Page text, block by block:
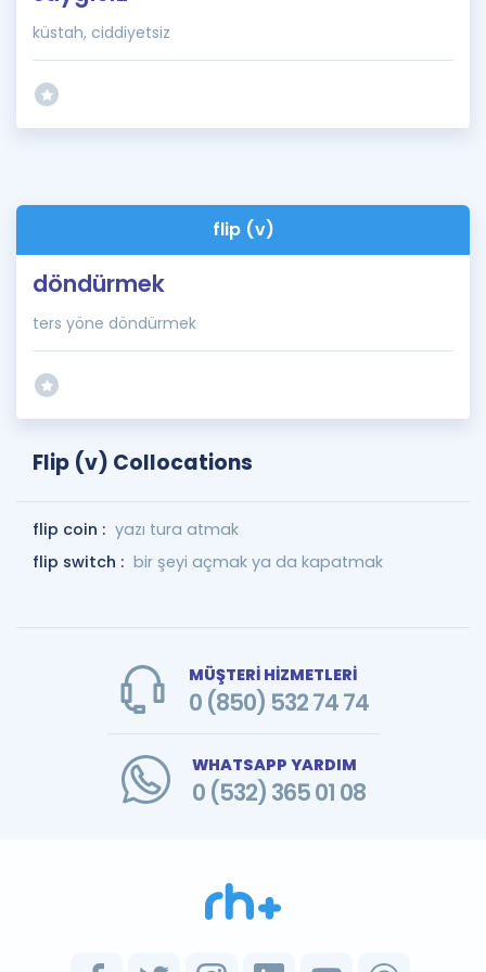
küstah, ciddiyetsiz
flip (v)
döndürmek
ters yöne döndürmek
Flip (v) Collocations
flip coin : yazı tura atmak
flip switch : bir şeyi açmak ya da kapatmak
MÜŞTERİ HİZMETLERİ
0 (850) 532 74 74
WHATSAPP YARDIM
0 (532) 365 01 08